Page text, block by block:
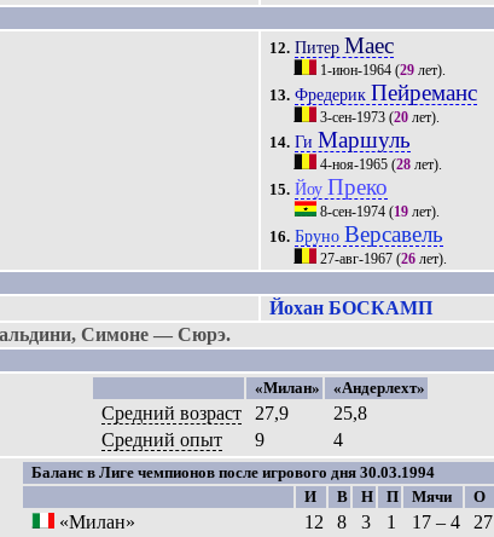
12. Питер Маес
1-июн-1964 (29 лет).
13. Фредерик Пейреманс
3-сен-1973 (20 лет).
14. Ги Маршуль
4-ноя-1965 (28 лет).
15. Йоу Преко
8-сен-1974 (19 лет).
16. Бруно Версавель
27-авг-1967 (26 лет).
Йохан БОСКАМП
Симоне — Сюрэ.
«Милан»
«Андерлехт»
Средний возраст 27,9
25,8
Средний опыт
9 4
Баланс в Лиге чемпионов после игрового дня 30.03.1994
И
В Н П Мячи О
«Милан» 12 8 3 1 17 – 4 27